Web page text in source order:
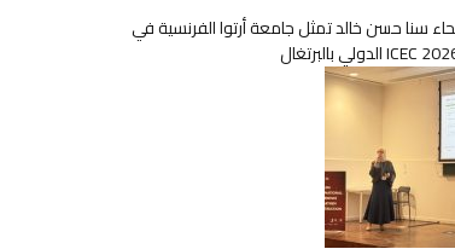
سنا حسن خالد تمثل جامعة أرتوا الفرنسية في